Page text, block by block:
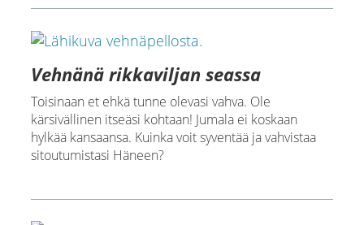
Vehnänä rikkaviljan seassa
Toisinaan et ehkä tunne olevasi vahva. Ole
kärsivällinen itseäsi kohtaan! Jumala ei koskaan
hylkää kansaansa. Kuinka voit syventää ja vahvistaa
sitoutumistasi Häneen?